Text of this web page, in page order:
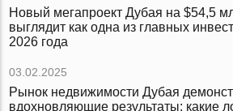
Новый мегапроект Дубая на $54,5
выглядит как одна из главных
2026 года
03.02.2025
Рынок недвижимости Дубая
вдохновляющие результаты: какие